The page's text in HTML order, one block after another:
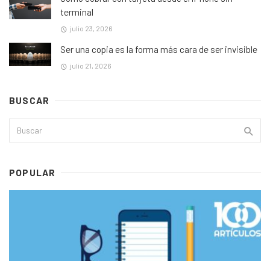
terminal
julio 23, 2026
Ser una copia es la forma más cara de ser invisible
julio 21, 2026
BUSCAR
POPULAR